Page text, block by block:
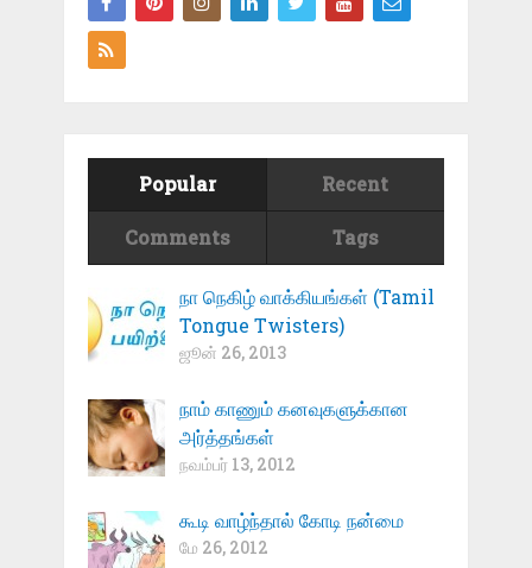
Popular Recent
Comments Tags
நா நெகிழ் வாக்கியங்கள் (Tamil
Tongue Twisters)
ஜூன் 26, 2013
நாம் காணும் கனவுகளுக்கான
அர்த்தங்கள்
நவம்பர் 13, 2012
கூடி வாழ்ந்தால் கோடி நன்மை
மே 26, 2012